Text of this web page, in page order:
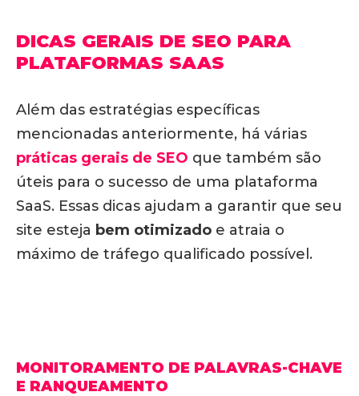
DICAS GERAIS DE SEO PARA
PLATAFORMAS SAAS
Além das estratégias específicas
mencionadas anteriormente, há várias
práticas gerais de SEO que também são
úteis para o sucesso de uma plataforma
SaaS. Essas dicas ajudam a garantir que seu
site esteja bem otimizado e atraia o
máximo de tráfego qualificado possível.
MONITORAMENTO DE PALAVRAS-CHAVE
E RANQUEAMENTO